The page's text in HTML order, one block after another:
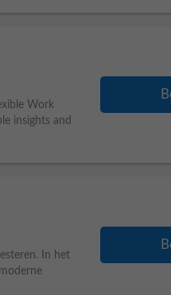
Work
insights and
In het